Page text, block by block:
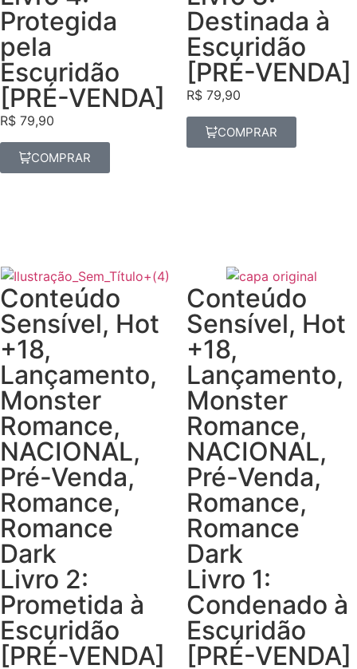
Protegida
pela
Escuridão
[PRÉ-VENDA]
R$ 79,90
COMPRAR
Destinada à
Escuridão
[PRÉ-VENDA]
R$ 79,90
COMPRAR
Conteúdo
Sensível, Hot
+18,
Lançamento,
Monster
Romance,
NACIONAL,
Pré-Venda,
Romance,
Romance
Dark
Livro 2:
Prometida à
Escuridão
[PRÉ-VENDA]
Conteúdo
Sensível, Hot
+18,
Lançamento,
Monster
Romance,
NACIONAL,
Pré-Venda,
Romance,
Romance
Dark
Livro 1:
Condenado à
Escuridão
[PRÉ-VENDA]